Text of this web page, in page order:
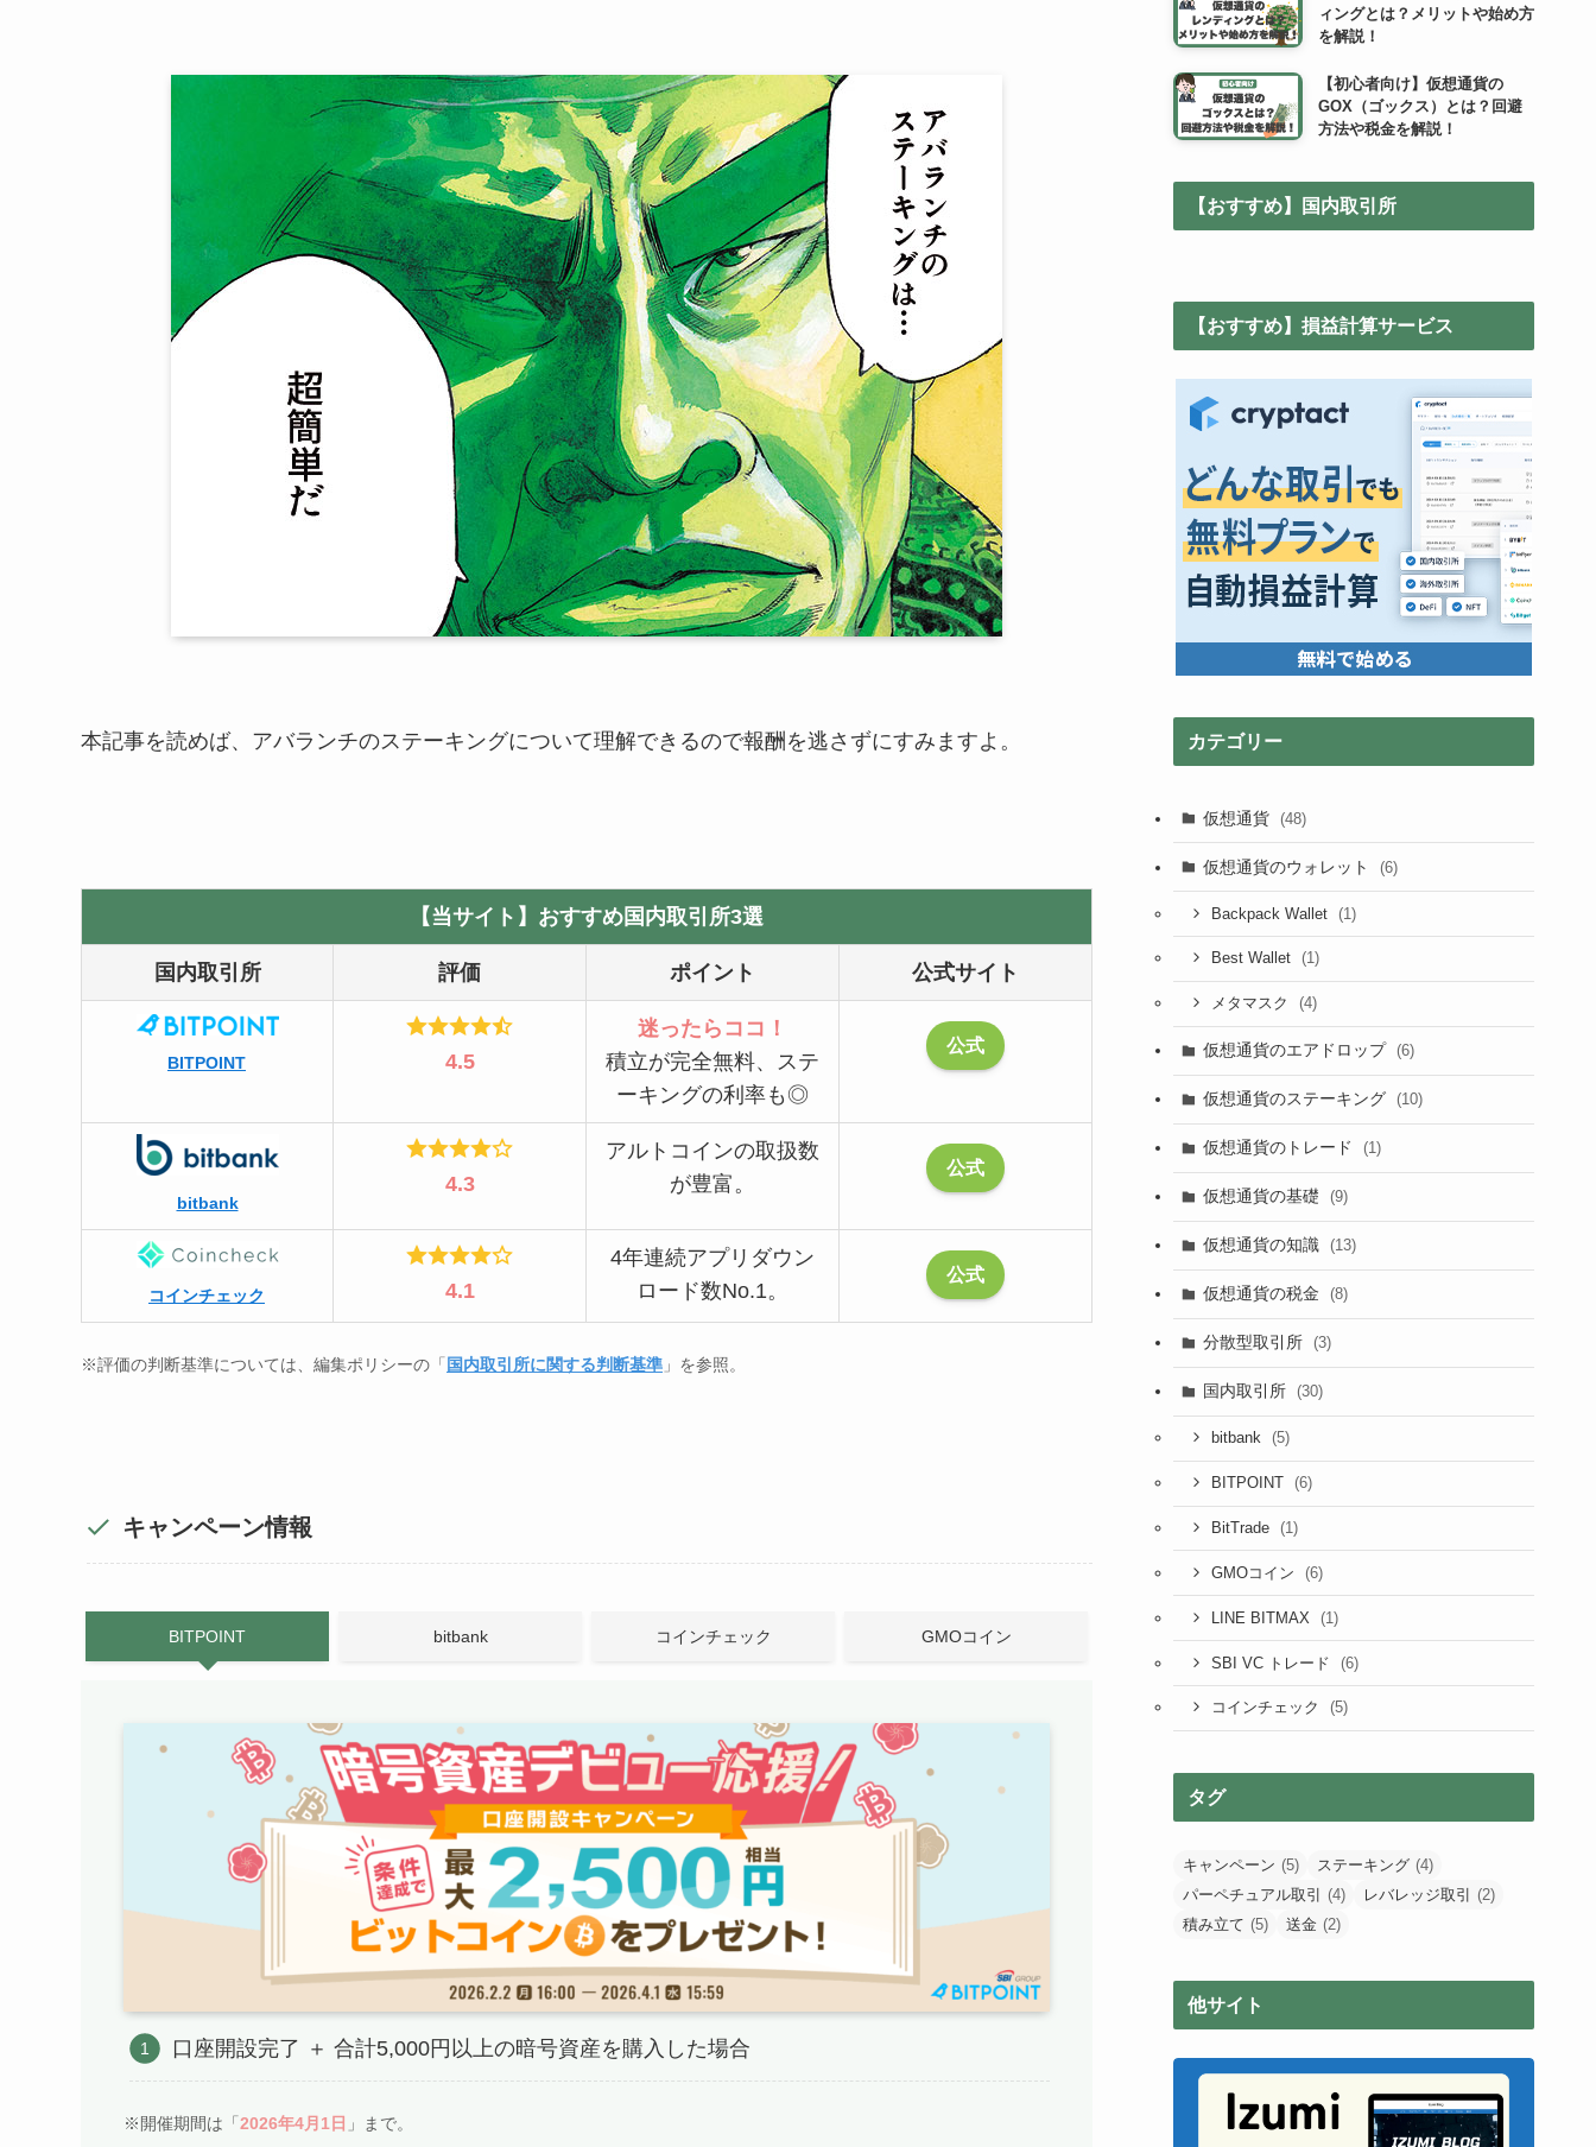
本記事を読めば、アバランチのステーキングについて理解できるので報酬を逃さずにすみますよ。
【当サイト】おすすめ国内取引所3選
国内取引所 評価 ポイント 公式サイト
BITPOINT 4.5
迷ったらココ！
積立が完全無料、ステ
ーキングの利率も◎
公式
bitbank
4.3
アルトコインの取扱数
が豊富。
公式
コインチェック 4.1
4年連続アプリダウン
ロード数No.1。
公式
※評価の判断基準については、編集ポリシーの「 国内取引所に関する判断基準 」を参照。
キャンペーン情報
BITPOINT bitbank コインチェック GMOコイン SBI VC トレード
口座開設完了 ＋ 合計5,000円以上の暗号資産を購入した場合
※開催期間は「 2026年4月1日 」まで。
ィングとは？メリットや始め方
を解説！
【初心者向け】仮想通貨の
GOX（ゴックス）とは？回避
方法や税金を解説！
【おすすめ】国内取引所
【おすすめ】損益計算サービス
カテゴリー
仮想通貨 (48)
仮想通貨のウォレット (6)
Backpack Wallet (1)
Best Wallet (1)
メタマスク (4)
仮想通貨のエアドロップ (6)
仮想通貨のステーキング (10)
仮想通貨のトレード (1)
仮想通貨の基礎 (9)
仮想通貨の知識 (13)
仮想通貨の税金 (8)
分散型取引所 (3)
国内取引所 (30)
bitbank (5)
BITPOINT (6)
BitTrade (1)
GMOコイン (6)
LINE BITMAX (1)
SBI VC トレード (6)
コインチェック (5)
タグ
キャンペーン (5) ステーキング (4)
パーペチュアル取引
(4) レバレッジ取引
(2)
積み立て (5) 送金 (2)
他サイト